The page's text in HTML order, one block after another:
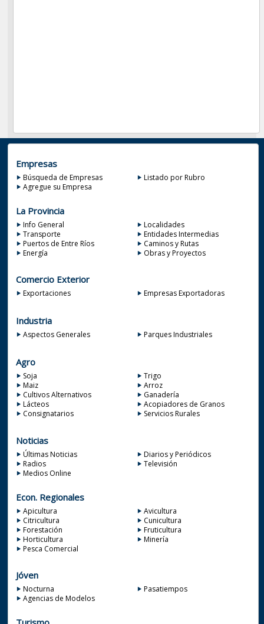
Empresas
Búsqueda de Empresas
Listado por Rubro
Agregue su Empresa
La Provincia
Info General
Localidades
Transporte
Entidades Intermedias
Puertos de Entre Ríos
Caminos y Rutas
Energía
Obras y Proyectos
Comercio Exterior
Exportaciones Empresas Exportadoras
Industria
Aspectos Generales Parques Industriales
Agro
Soja
Trigo
Maiz
Arroz
Cultivos Alternativos
Ganadería
Lácteos
Acopiadores de Granos
Consignatarios
Servicios Rurales
Noticias
Últimas Noticias
Diarios y Periódicos
Radios
Televisión
Medios Online
Econ. Regionales
Apicultura
Avicultura
Citricultura
Cunicultura
Forestación
Fruticultura
Horticultura
Minería
Pesca Comercial
Jóven
Nocturna
Pasatiempos
Agencias de Modelos